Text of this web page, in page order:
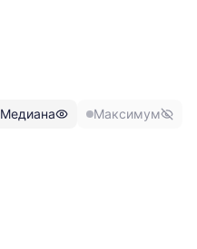
Медиана Максимум